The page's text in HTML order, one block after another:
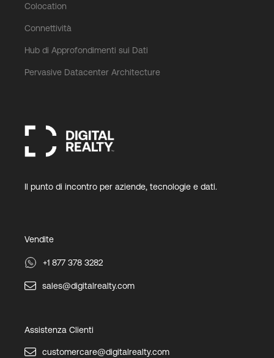
Colocation
Connettività
Hub di Approfondimenti sui Dati
Pervasive Datacenter Architecture
Il punto di incontro per aziende, tecnologie e dati.
Vendite
+1 877 378 3282
sales@digitalrealty.com
Assistenza Clienti
customercare@digitalrealty.com